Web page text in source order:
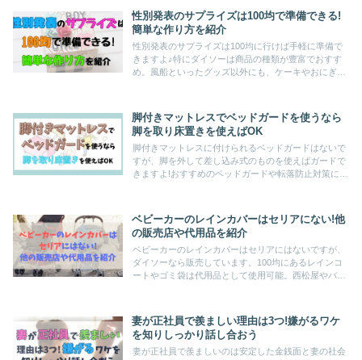
ょう♪
性別発表のサプライズは100均で準備できる!
簡単な作り方を紹介
性別発表のサプライズは100均に行けば手軽に準備で
きますよ♪特にダイソーは商品の種類が豊富でおすす
め。風船といったグッズ以外にも、ケーキやおにぎり
ょう♪
脚付きマットレスでベッドガードを使うなら
脚を取り床置きを使えばOK
脚付きマットレスに付けられるベッドガードはないで
すが、脚を外して差し込み式のものを使えばガードで
きますよ!おすすめのベッドガードや転落防止対策につ
ベビーカーのレインカバーはセリアにない!他
の販売店や代用品を紹介
ベビーカーのレインカバーはセリアにはないですが、
ダイソーなら販売しています。100均にあるレインコ
ートやゴミ袋は代用品として使用可能。西松屋やバー
ょう♪
妻が正社員で羨ましい理由は3つ!嫌がるワケ
を知りしっかり話し合おう
妻が正社員で羨ましいのは安定した金銭面と妻の社会